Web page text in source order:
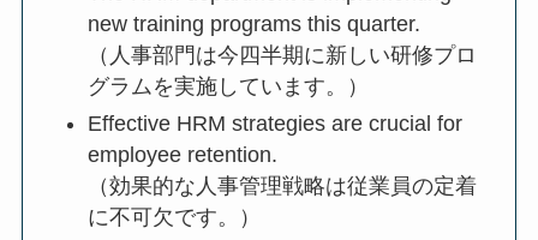
new training programs this quarter.
（人事部門は今四半期に新しい研修プロ
グラムを実施しています。）
Effective HRM strategies are crucial for
employee retention.
（効果的な人事管理戦略は従業員の定着
に不可欠です。）